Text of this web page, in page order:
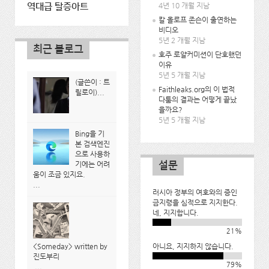
역대급 탈증아트
4년 10 개월 지남
칼 올로프 존슨이 출연하는
비디오
5년 2 개월 지남
호주 로얄커미션이 단호했던
이유
5년 5 개월 지남
Faithleaks.org의 이 법적
다툼의 결과는 어떻게 끝났
을까요?
5년 5 개월 지남
최근 블로그
(글쓴이 : 트
릴로이)...
Bing을 기
본 검색엔진
으로 사용하
기에는 어려
움이 조금 있지요.
<Someday> written by
진도부리
설문
러시아 정부의 여호와의 증인
금지령을 심적으로 지지한다.
네, 지지합니다.
21%
아니요, 지지하지 않습니다.
79%